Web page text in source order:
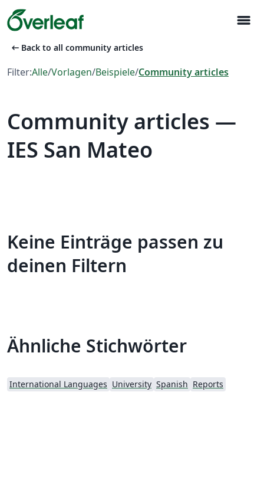
menu
arrow_left_alt Back to all community articles
Filter:Alle/Vorlagen/Beispiele/Community articles
Community articles —
IES San Mateo
Keine Einträge passen zu
deinen Filtern
Ähnliche Stichwörter
International Languages University Spanish Reports